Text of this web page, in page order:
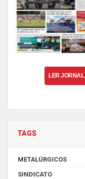
LER JORNAL
TAGS
METALÚRGICOS
SINDICATO